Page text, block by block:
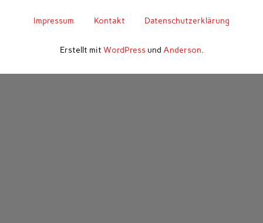
Impressum Kontakt Datenschutzerklärung
Erstellt mit WordPressund Anderson